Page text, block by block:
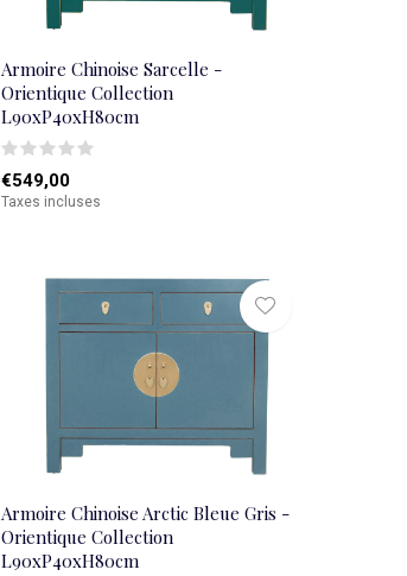
Armoire Chinoise Sarcelle -
Orientique Collection
L90xP40xH80cm
€549,00
Taxes incluses
Armoire Chinoise Arctic Bleue Gris -
Orientique Collection
L90xP40xH80cm